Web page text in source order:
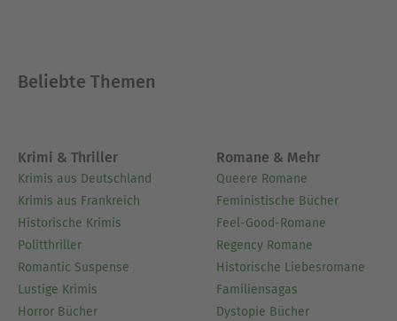
Beliebte Themen
Krimi & Thriller
Krimis aus Deutschland
Krimis aus Frankreich
Historische Krimis
Politthriller
Romantic Suspense
Lustige Krimis
Horror Bücher
Romane & Mehr
Queere Romane
Feministische Bücher
Feel-Good-Romane
Regency Romane
Historische Liebesromane
Familiensagas
Dystopie Bücher